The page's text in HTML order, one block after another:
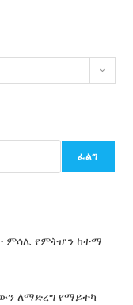
ፈልግ
ምሳሌ የምትሆን ከተማ
ለማድረግ የማይተካ